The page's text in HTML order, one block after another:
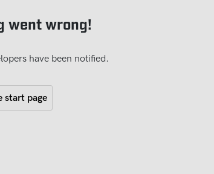
went wrong!
have been notified.
start page